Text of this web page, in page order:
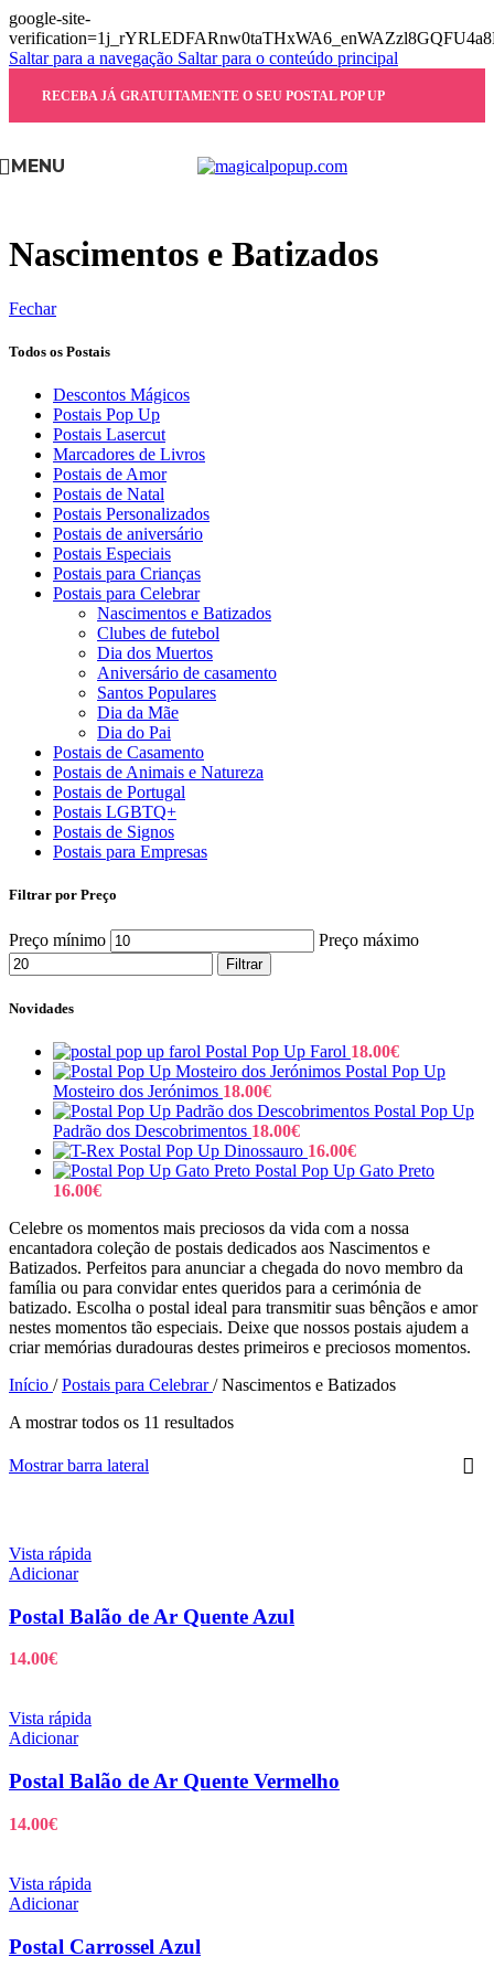
google-site-
Saltar para a navegação Saltar para o conteúdo principal
RECEBA JÁ GRATUITAMENTE O SEU POSTAL POP UP
MENU
Nascimentos e Batizados
Fechar
Todos os Postais
Descontos Mágicos
Postais Pop Up
Postais Lasercut
Marcadores de Livros
Postais de Amor
Postais de Natal
Postais Personalizados
Postais de aniversário
Postais Especiais
Postais para Crianças
Postais para Celebrar
Nascimentos e Batizados
Clubes de futebol
Dia dos Muertos
Aniversário de casamento
Santos Populares
Dia da Mãe
Dia do Pai
Postais de Casamento
Postais de Animais e Natureza
Postais de Portugal
Postais LGBTQ+
Postais de Signos
Postais para Empresas
Filtrar por Preço
Preço mínimo Preço máximo
Filtrar
Novidades
Postal Pop Up Farol 18.00€
Postal Pop Up
Mosteiro dos Jerónimos 18.00€
Postal Pop Up
Padrão dos Descobrimentos 18.00€
Postal Pop Up Dinossauro 16.00€
Postal Pop Up Gato Preto
16.00€
Celebre os momentos mais preciosos da vida com a nossa
encantadora coleção de postais dedicados aos Nascimentos e
Batizados. Perfeitos para anunciar a chegada do novo membro da
família ou para convidar entes queridos para a cerimónia de
batizado. Escolha o postal ideal para transmitir suas bênçãos e amor
nestes momentos tão especiais. Deixe que nossos postais ajudem a
criar memórias duradouras destes primeiros e preciosos momentos.
Início / Postais para Celebrar/ Nascimentos e Batizados
A mostrar todos os 11 resultados
Mostrar barra lateral
Vista rápida
Adicionar
Postal Balão de Ar Quente Azul
14.00€
Vista rápida
Adicionar
Postal Balão de Ar Quente Vermelho
14.00€
Vista rápida
Adicionar
Postal Carrossel Azul